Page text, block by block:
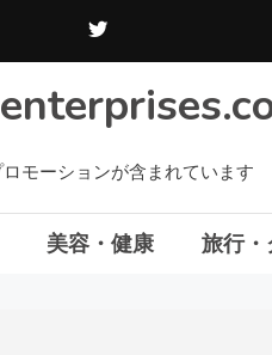
モーションが含まれています
美容・健康 旅行・